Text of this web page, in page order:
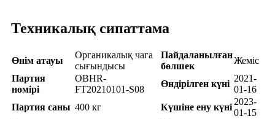
Техникалық сипаттама
Өнім атауы
Органикалық чага
сығындысы
Пайдаланылған
бөлшек
Жеміс
Партия
нөмірі
OBHR-
FT20210101-S08
Өндірілген күні
2021-
01-16
Партия саны 400 кг Күшіне ену күні
2023-
01-15